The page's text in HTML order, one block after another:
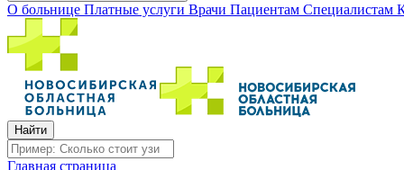
О больнице Платные услуги Врачи Пациентам Специалистам
Главная страница